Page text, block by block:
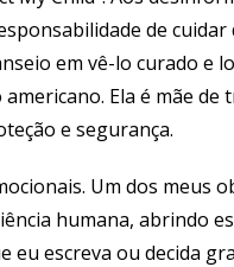
de
em vê-lo curado e
Ela é mãe
e segurança.
Um dos meus
humana, abrindo
eu escreva ou decida